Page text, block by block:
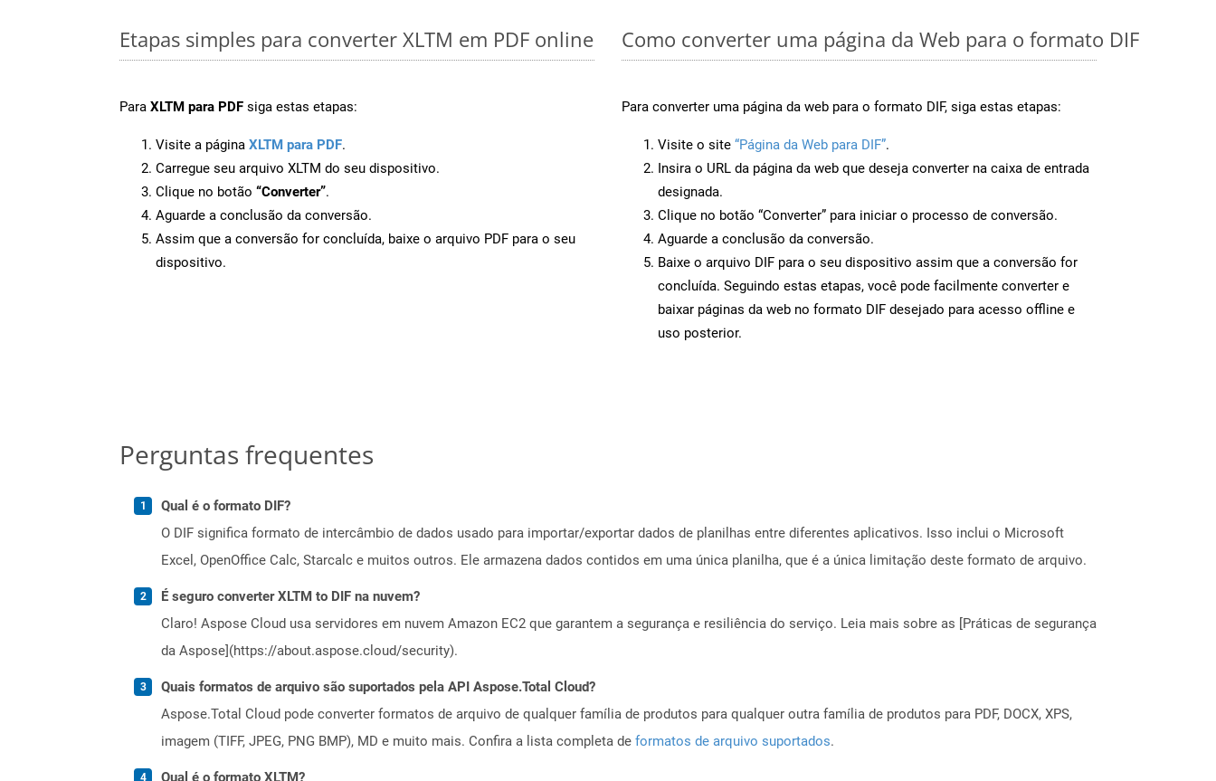
Etapas simples para converter XLTM em PDF online
Para XLTM para PDF siga estas etapas:
Visite a página XLTM para PDF.
Carregue seu arquivo XLTM do seu dispositivo.
Clique no botão “Converter”.
Aguarde a conclusão da conversão.
Assim que a conversão for concluída, baixe o arquivo PDF para o seu
dispositivo.
Como converter uma página da Web para o formato DIF
Para converter uma página da web para o formato DIF, siga estas etapas:
Visite o site “Página da Web para DIF”.
Insira o URL da página da web que deseja converter na caixa de entrada
designada.
Clique no botão “Converter” para iniciar o processo de conversão.
Aguarde a conclusão da conversão.
Baixe o arquivo DIF para o seu dispositivo assim que a conversão for
concluída. Seguindo estas etapas, você pode facilmente converter e
baixar páginas da web no formato DIF desejado para acesso offline e
uso posterior.
Perguntas frequentes
Qual é o formato DIF?
O DIF significa formato de intercâmbio de dados usado para importar/exportar dados de planilhas entre diferentes aplicativos. Isso inclui o Microsoft
Excel, OpenOffice Calc, Starcalc e muitos outros. Ele armazena dados contidos em uma única planilha, que é a única limitação deste formato de arquivo.
É seguro converter XLTM to DIF na nuvem?
Claro! Aspose Cloud usa servidores em nuvem Amazon EC2 que garantem a segurança e resiliência do serviço. Leia mais sobre as [Práticas de segurança
da Aspose](https://about.aspose.cloud/security).
Quais formatos de arquivo são suportados pela API Aspose.Total Cloud?
Aspose.Total Cloud pode converter formatos de arquivo de qualquer família de produtos para qualquer outra família de produtos para PDF, DOCX, XPS,
imagem (TIFF, JPEG, PNG BMP), MD e muito mais. Confira a lista completa de formatos de arquivo suportados.
Qual é o formato XLTM?